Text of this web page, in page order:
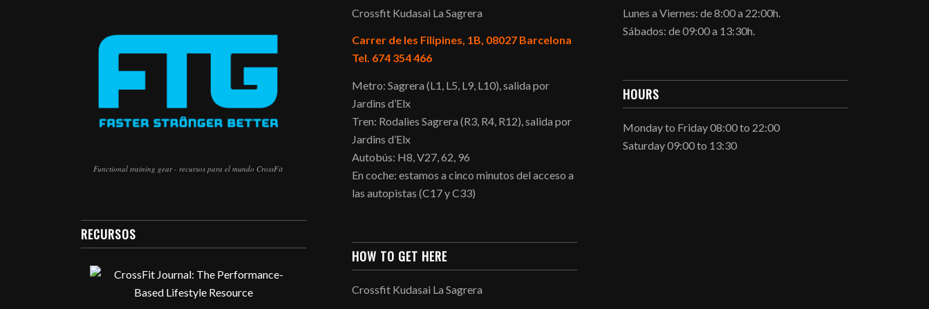
Functional training gear - recursos para el mundo CrossFit
RECURSOS
Crossfit Kudasai La Sagrera
Carrer de les Filipines, 1B, 08027 Barcelona
Tel. 674 354 466
Metro: Sagrera (L1, L5, L9, L10), salida por
Jardins d’Elx
Tren: Rodalies Sagrera (R3, R4, R12), salida por
Jardins d’Elx
Autobús: H8, V27, 62, 96
En coche: estamos a cinco minutos del acceso a
las autopistas (C17 y C33)
HOW TO GET HERE
Crossfit Kudasai La Sagrera
Lunes a Viernes: de 8:00 a 22:00h.
Sábados: de 09:00 a 13:30h.
HOURS
Monday to Friday 08:00 to 22:00
Saturday 09:00 to 13:30